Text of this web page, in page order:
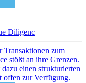
Diligenc
zum
stößt an ihre Grenzen.
einen strukturierten
offen zur Verfügung.